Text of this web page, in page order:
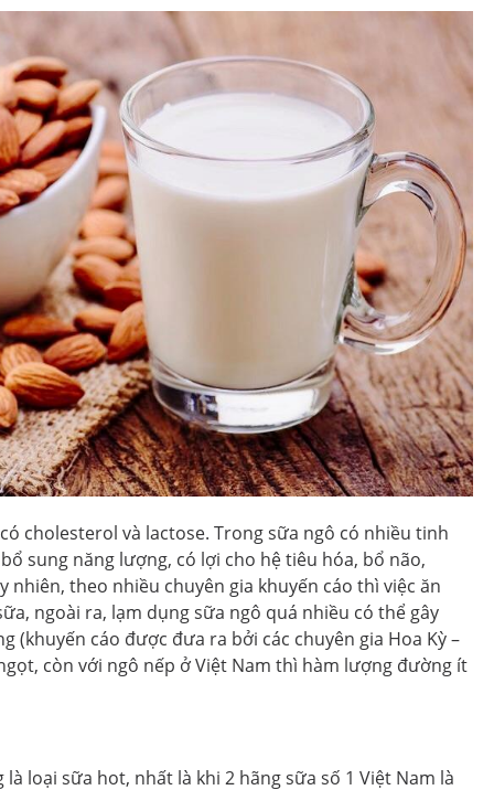
cholesterol và lactose. Trong sữa ngô có nhiều tinh
sung năng lượng, có lợi cho hệ tiêu hóa, bổ não,
nhiên, theo nhiều chuyên gia khuyến cáo thì việc ăn
ngoài ra, lạm dụng sữa ngô quá nhiều có thể gây
(khuyến cáo được đưa ra bởi các chuyên gia Hoa Kỳ –
còn với ngô nếp ở Việt Nam thì hàm lượng đường ít
loại sữa hot, nhất là khi 2 hãng sữa số 1 Việt Nam là